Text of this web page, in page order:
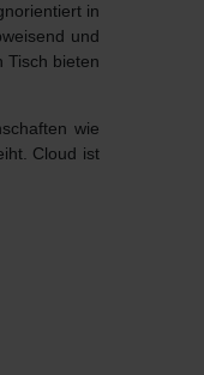
in
und
Tisch bieten
wie
Cloud ist